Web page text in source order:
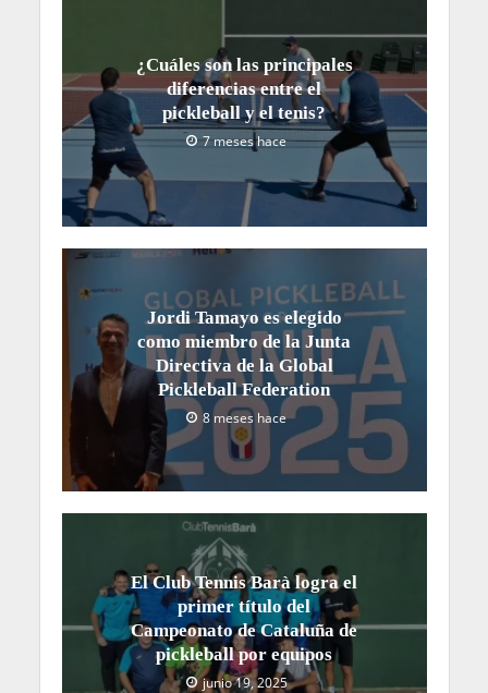
¿Cuáles son las principales
diferencias entre el
pickleball y el tenis?
7 meses hace
Jordi Tamayo es elegido
como miembro de la Junta
Directiva de la Global
Pickleball Federation
8 meses hace
El Club Tennis Barà logra el
primer título del
Campeonato de Cataluña de
pickleball por equipos
junio 19, 2025